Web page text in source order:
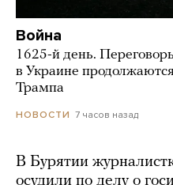
Война
1625-й день.
в Украине
Трампа
НОВОСТИ 7 часов назад
В Бурятии
осудили по делу о